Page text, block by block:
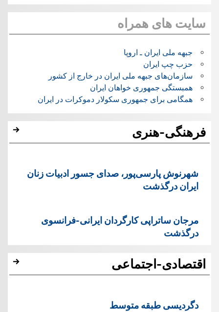
سایت های همراه
جبهه ملی ایران ـ اروپا
حزب چپ ایران
سازمان‌های جبهه ملی ایران در خارج از کشور
همبستگی جمهوری خواهان ایران
همگامی برای جمهوری سکولار دموکرات در ایران
فرهنگی-هنری
شهرنوش پارسی‌پور، صدای جسور ادبیات زنان
ایران درگذشت
مرجان ساتراپی کارگردان ایرانی-فرانسوی
درگذشت
اقتصادی-اجتماعی
دگردیسی طبقه متوسط